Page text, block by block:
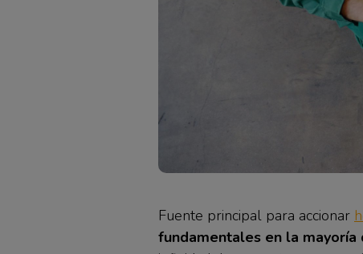
Fuente principal para accionar
fundamentales en la mayoría